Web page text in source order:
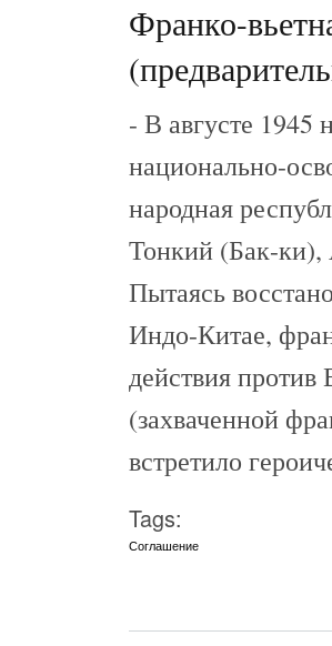
Франко-
- В августе 1945
национально-
народная
Тонкий (Бак-
Пытаясь
Индо-Китае,
действия
(захваченной
встретило
Tags:
Соглашение